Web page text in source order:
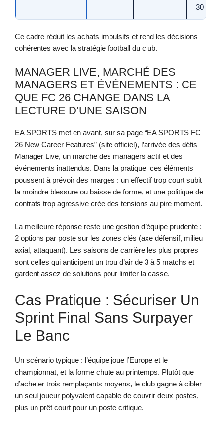
30
Ce cadre réduit les achats impulsifs et rend les décisions
cohérentes avec la stratégie football du club.
MANAGER LIVE, MARCHÉ DES
MANAGERS ET ÉVÉNEMENTS : CE
QUE FC 26 CHANGE DANS LA
LECTURE D’UNE SAISON
EA SPORTS met en avant, sur sa page “EA SPORTS FC
26 New Career Features” (site officiel), l’arrivée des défis
Manager Live, un marché des managers actif et des
événements inattendus. Dans la pratique, ces éléments
poussent à prévoir des marges : un effectif trop court subit
la moindre blessure ou baisse de forme, et une politique de
contrats trop agressive crée des tensions au pire moment.
La meilleure réponse reste une gestion d’équipe prudente :
2 options par poste sur les zones clés (axe défensif, milieu
axial, attaquant). Les saisons de carrière les plus propres
sont celles qui anticipent un trou d’air de 3 à 5 matchs et
gardent assez de solutions pour limiter la casse.
Cas Pratique : Sécuriser Un
Sprint Final Sans Surpayer
Le Banc
Un scénario typique : l’équipe joue l’Europe et le
championnat, et la forme chute au printemps. Plutôt que
d’acheter trois remplaçants moyens, le club gagne à cibler
un seul joueur polyvalent capable de couvrir deux postes,
plus un prêt court pour un poste critique.